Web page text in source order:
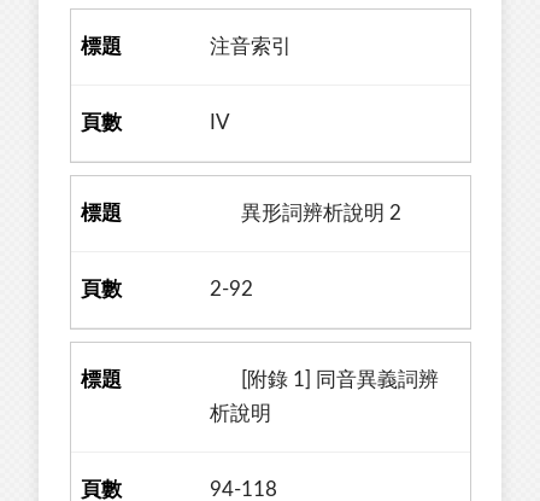
注音索引
IV
異形詞辨析說明 2
2-92
[附錄 1] 同音異義詞辨
析說明
94-118